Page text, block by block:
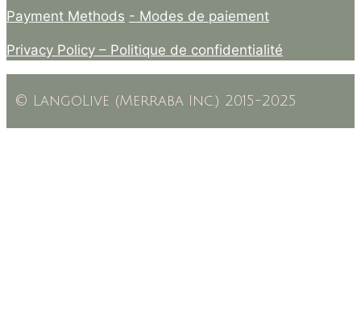
Payment Methods - Modes de paiement
Privacy Policy – Politique de confidentialité
© LangoLive (Merraba Inc.) 2015-2025